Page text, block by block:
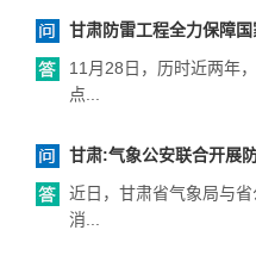
甘肃防雷工程全力保障
11月28日，历时近两年
点...
甘肃:气象公安联合开展
近日，甘肃省气象局与
消...